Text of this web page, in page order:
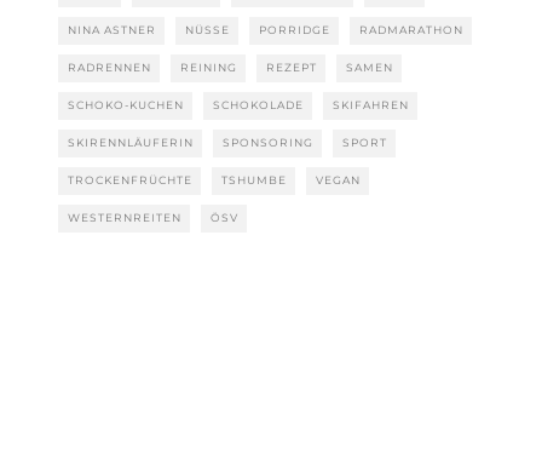
NINA ASTNER NÜSSE PORRIDGE RADMARATHON
RADRENNEN REINING REZEPT SAMEN
SCHOKO-KUCHEN SCHOKOLADE SKIFAHREN
SKIRENNLÄUFERIN SPONSORING SPORT
TROCKENFRÜCHTE TSHUMBE VEGAN
WESTERNREITEN ÖSV